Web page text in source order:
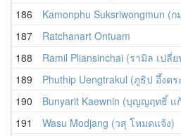
186
Kamonphu Suksriwongmun (
187
Ratchanart Ontuam
188
Ramil Pliansinchai (รามิล เปลี่
189
Phuthip Uengtrakul (ภูธิป อึ้งตร
190
Bunyarit Kaewnin (บุญญฤทธิ์ แ
191
Wasu Modjang (วสุ โหมดแจ้ง)